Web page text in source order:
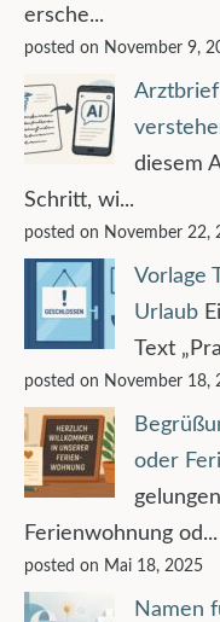
ersche...
posted on November 9,
Arztbrief
diesem
Schritt, wi...
posted on November 22,
Vorlage
Urlaub
Text
posted on November 18,
oder
Ferienwohnung od...
posted on Mai 18, 2025
Namen